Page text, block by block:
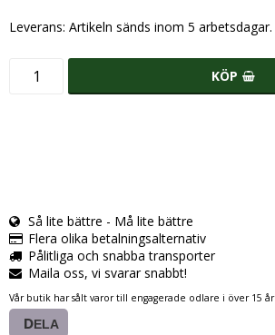
Leverans: Artikeln sänds inom 5 arbetsdagar.
KÖP
Så lite bättre - Må lite bättre
Flera olika betalningsalternativ
Pålitliga och snabba transporter
Maila oss, vi svarar snabbt!
Vår butik har sålt varor till engagerade odlare i över 15 år
DELA